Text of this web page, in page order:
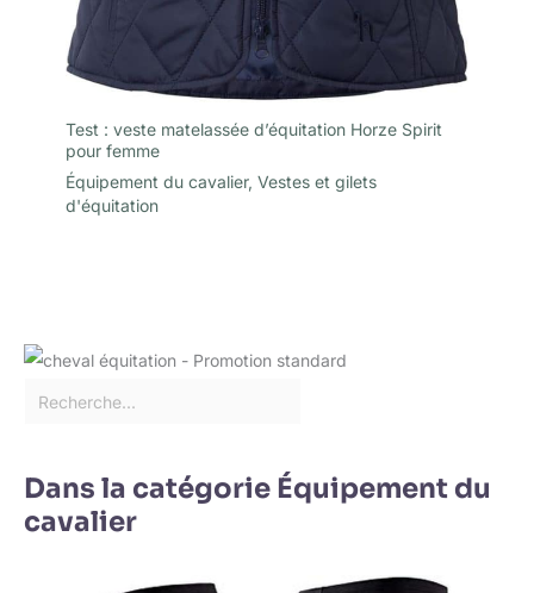
Test : veste matelassée d’équitation Horze Spirit
pour femme
Équipement du cavalier, Vestes et gilets
d'équitation
Dans la catégorie Équipement du
cavalier